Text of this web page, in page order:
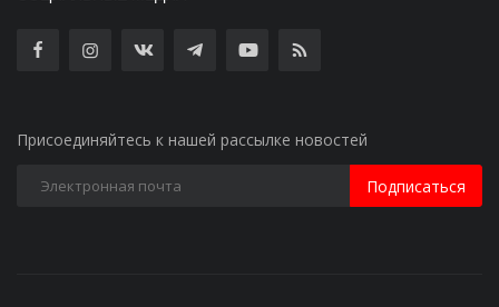
Присоединяйтесь к нашей рассылке новостей
Подписаться